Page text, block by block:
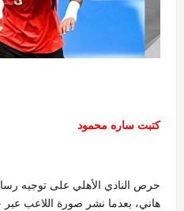
كتبت ساره محمود
حرص النادي الأهلي على توجيه
هاني، بعدما نشر صورة اللاعب